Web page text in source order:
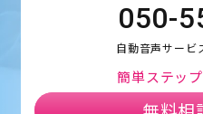
050-
自動音声サービ
簡単ステッ